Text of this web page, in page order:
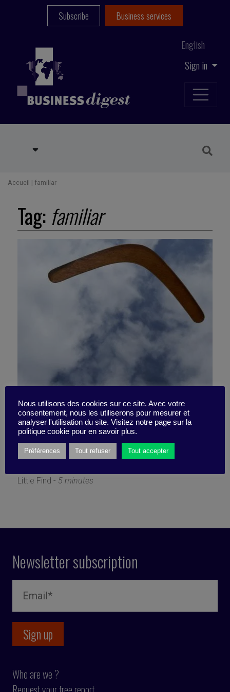
Sign in
English
Subscribe Business services
Accueil | familiar
Tag: familiar
“I quit (but when I come
back, I’ll be better)”
Little Find - 5 minutes
Newsletter subscription
Who are we ?
Nous utilisons des cookies sur ce site. Avec votre
consentement, nous les utiliserons pour mesurer et
analyser l'utilisation du site. Visitez notre page sur la
politique cookie pour en savoir plus.
Préférences Tout refuser Tout accepter